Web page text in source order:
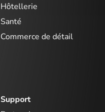
Hôtellerie
Santé
Commerce de détail
Support